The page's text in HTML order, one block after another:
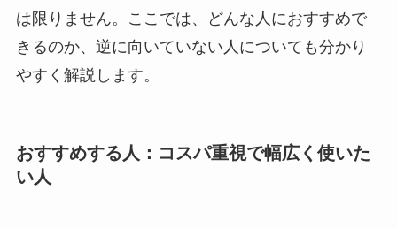
は限りません。ここでは、どんな人におすすめで
きるのか、逆に向いていない人についても分かり
やすく解説します。
おすすめする人：コスパ重視で幅広く使いた
い人